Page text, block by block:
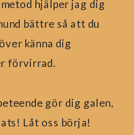
hjälper jag dig
bättre så att du
känna dig
förvirrad.
gör dig galen,
Låt oss börja!